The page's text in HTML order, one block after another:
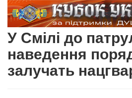
У Смілі до
наведення
залучать